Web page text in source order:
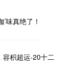
味真绝了！
容积超运-20十二